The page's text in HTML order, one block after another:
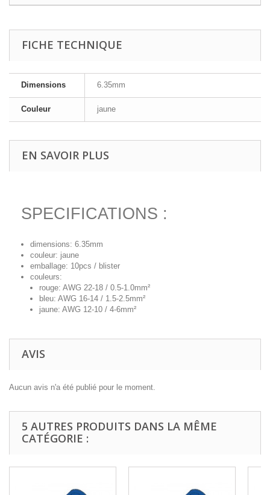
FICHE TECHNIQUE
Dimensions 6.35mm
Couleur jaune
EN SAVOIR PLUS
SPECIFICATIONS :
dimensions: 6.35mm
couleur: jaune
emballage: 10pcs / blister
couleurs:
rouge: AWG 22-18 / 0.5-1.0mm²
bleu: AWG 16-14 / 1.5-2.5mm²
jaune: AWG 12-10 / 4-6mm²
AVIS
Aucun avis n'a été publié pour le moment.
5 AUTRES PRODUITS DANS LA MÊME
CATÉGORIE :